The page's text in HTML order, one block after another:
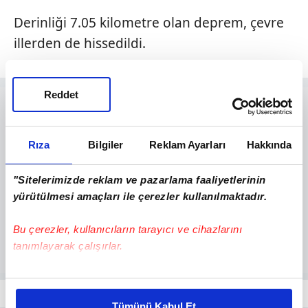
Rıza Bilgiler Reklam Ayarları Hakkında
"Sitelerimizde reklam ve pazarlama faaliyetlerinin
yürütülmesi amaçları ile çerezler kullanılmaktadır.
Bu çerezler, kullanıcıların tarayıcı ve cihazlarını
tanımlayarak çalışırlar.
Bu çerezlere izin vermeniz halinde sizlere özel
Reddet
Derinliği 7.05 kilometre olan deprem, çevre
illerden de hissedildi.